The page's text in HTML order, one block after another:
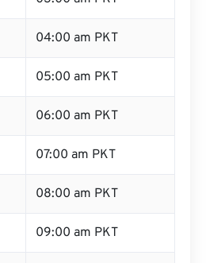
04:00 am PKT
05:00 am PKT
06:00 am PKT
07:00 am PKT
08:00 am PKT
09:00 am PKT